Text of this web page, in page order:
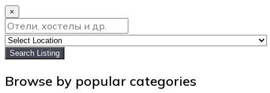
×
Search Listing
Browse by popular categories